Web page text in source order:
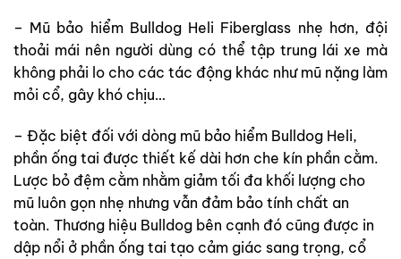
– Mũ bảo hiểm Bulldog Heli Fiberglass nhẹ hơn, đội
thoải mái nên người dùng có thể tập trung lái xe mà
không phải lo cho các tác động khác như mũ nặng làm
mỏi cổ, gây khó chịu…
– Đặc biệt đối với dòng mũ bảo hiểm Bulldog Heli,
phần ống tai được thiết kế dài hơn che kín phần cằm.
Lược bỏ đệm cằm nhằm giảm tối đa khối lượng cho
mũ luôn gọn nhẹ nhưng vẫn đảm bảo tính chất an
toàn. Thương hiệu Bulldog bên cạnh đó cũng được in
dập nổi ở phần ống tai tạo cảm giác sang trọng, cổ